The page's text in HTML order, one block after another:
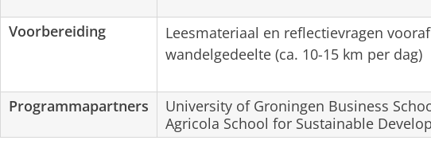
Voorbereiding
Leesmateriaal en reflectievragen
wandelgedeelte (ca. 10-15 km per dag)
Programmapartners
University of Groningen Business
Agricola School for Sustainable